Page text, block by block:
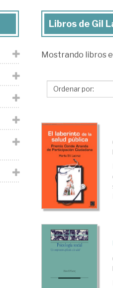
Libros
Gil
Marta
Libros de Gil
Mostrando libros